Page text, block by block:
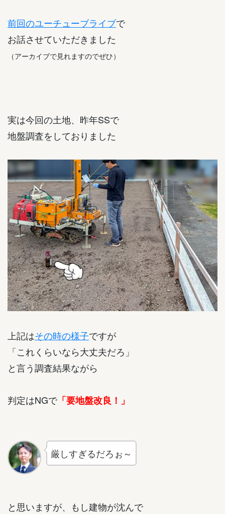
前回のユーチューブライブで
お話させていただきました
（アーカイブで見れますのでぜひ）
実は今回の土地、昨年SSで
地盤調査をしておりました
上記はその時の様子ですが
「これくらいなら大丈夫だろ」
と言う調査結果ながら
判定はNGで「要地盤改良！」
厳しすぎるだろぉ～
と思いますが、もし建物が沈んで